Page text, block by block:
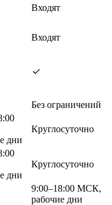
Входят
Входят
Без ограничений
дни
Круглосуточно
дни
Круглосуточно
9:00–18:00 МСК,
рабочие дни